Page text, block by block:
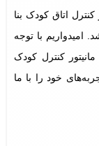
کنترل اتاق کودک بنا
امیدواریم با توجه
مانیتور کنترل کودک
خود را با ما